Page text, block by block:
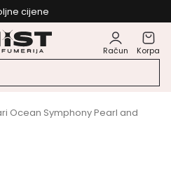
cijene
Račun Korpa
Ocean Symphony Pearl and